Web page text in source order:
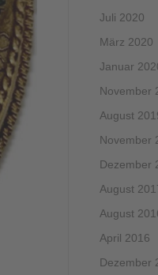
Juli 2020
März 2020
Januar
November
August
November
Dezember
August
August
April 2016
Dezember